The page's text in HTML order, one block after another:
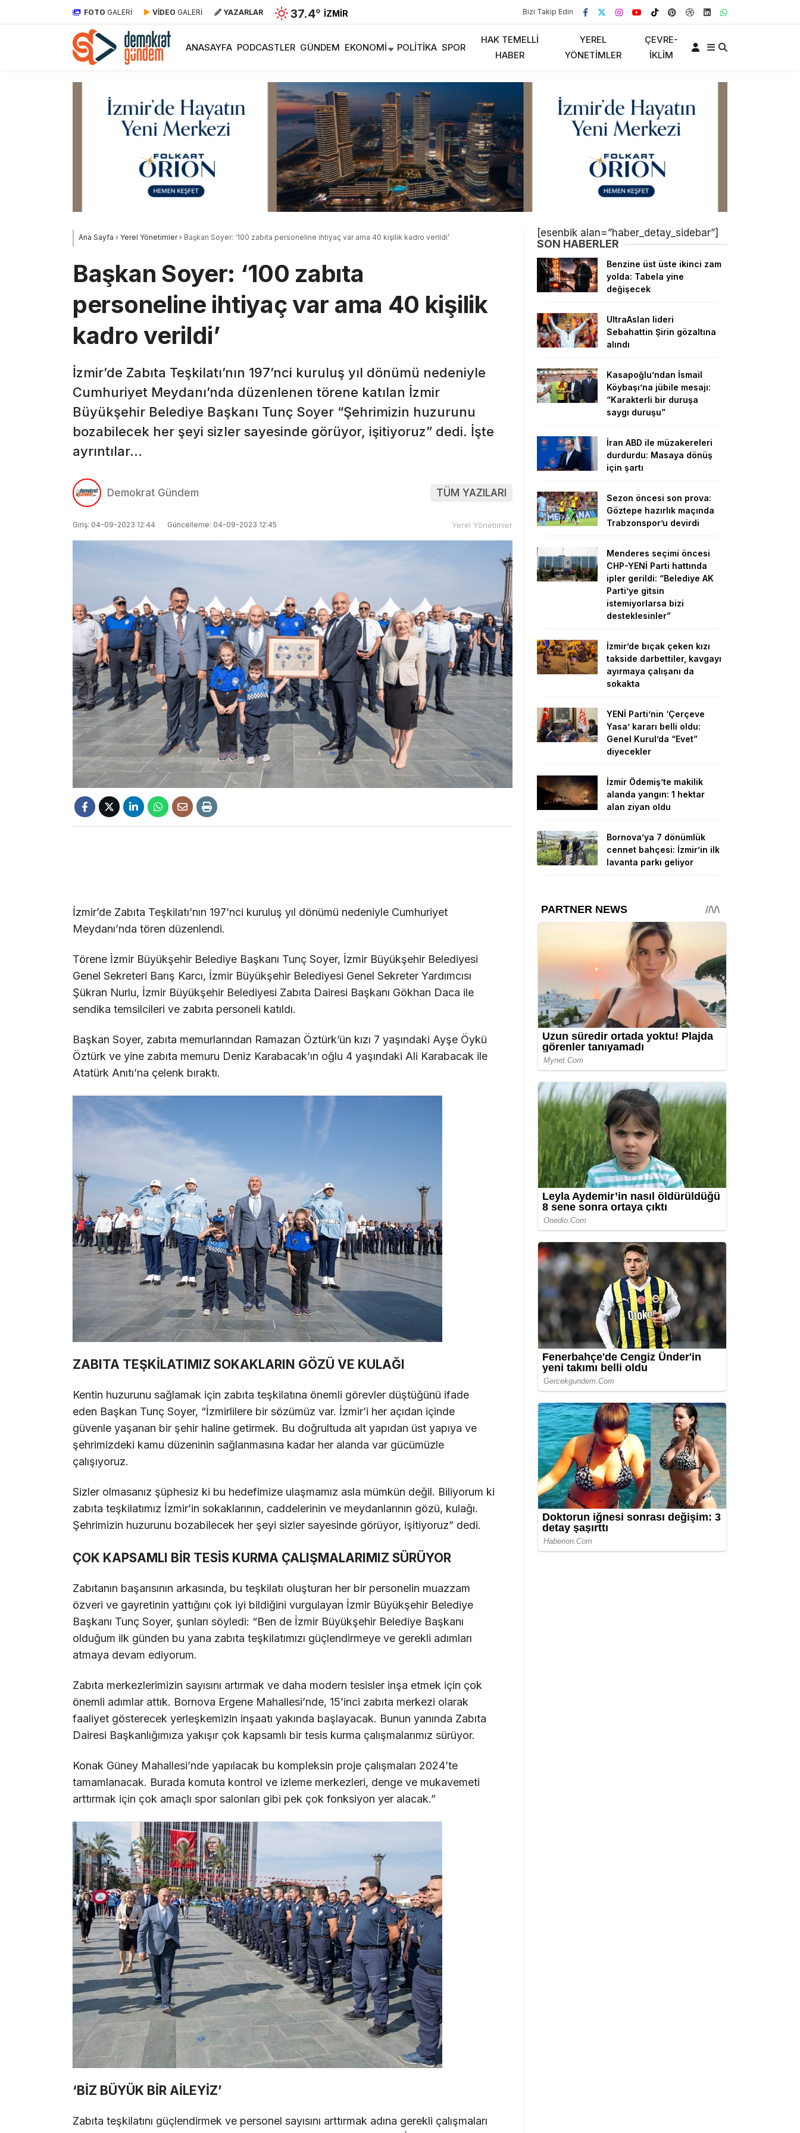
FOTO GALERİ VİDEO GALERİ YAZARLAR 37.4° İZMIR Bizi Takip Edin
ANASAYFA PODCASTLER GÜNDEM EKONOMI POLITIKA SPOR
HAK TEMELLI
HABER
YEREL
YÖNETIMLER
ÇEVRE-
İKLIM
Ana Sayfa › Yerel Yönetimler› Başkan Soyer: ‘100 zabıta personeline ihtiyaç var ama 40 kişilik kadro verildi’
Başkan Soyer: ‘100 zabıta
personeline ihtiyaç var ama 40 kişilik
kadro verildi’
İzmir’de Zabıta Teşkilatı’nın 197’nci kuruluş yıl dönümü nedeniyle
Cumhuriyet Meydanı’nda düzenlenen törene katılan İzmir
Büyükşehir Belediye Başkanı Tunç Soyer “Şehrimizin huzurunu
bozabilecek her şeyi sizler sayesinde görüyor, işitiyoruz” dedi. İşte
ayrıntılar…
Demokrat Gündem TÜM YAZILARI
Giriş: 04-09-2023 12:44 Güncelleme: 04-09-2023 12:45 Yerel Yönetimler
İzmir’de Zabıta Teşkilatı’nın 197’nci kuruluş yıl dönümü nedeniyle Cumhuriyet
Meydanı’nda tören düzenlendi.
Törene İzmir Büyükşehir Belediye Başkanı Tunç Soyer, İzmir Büyükşehir Belediyesi
Genel Sekreteri Barış Karcı, İzmir Büyükşehir Belediyesi Genel Sekreter Yardımcısı
Şükran Nurlu, İzmir Büyükşehir Belediyesi Zabıta Dairesi Başkanı Gökhan Daca ile
sendika temsilcileri ve zabıta personeli katıldı.
Başkan Soyer, zabıta memurlarından Ramazan Öztürk’ün kızı 7 yaşındaki Ayşe Öykü
Öztürk ve yine zabıta memuru Deniz Karabacak’ın oğlu 4 yaşındaki Ali Karabacak ile
Atatürk Anıtı’na çelenk bıraktı.
ZABITA TEŞKİLATIMIZ SOKAKLARIN GÖZÜ VE KULAĞI
Kentin huzurunu sağlamak için zabıta teşkilatına önemli görevler düştüğünü ifade
eden Başkan Tunç Soyer, “İzmirlilere bir sözümüz var. İzmir’i her açıdan içinde
güvenle yaşanan bir şehir haline getirmek. Bu doğrultuda alt yapıdan üst yapıya ve
şehrimizdeki kamu düzeninin sağlanmasına kadar her alanda var gücümüzle
çalışıyoruz.
Sizler olmasanız şüphesiz ki bu hedefimize ulaşmamız asla mümkün değil. Biliyorum ki
zabıta teşkilatımız İzmir’in sokaklarının, caddelerinin ve meydanlarının gözü, kulağı.
Şehrimizin huzurunu bozabilecek her şeyi sizler sayesinde görüyor, işitiyoruz” dedi.
ÇOK KAPSAMLI BİR TESİS KURMA ÇALIŞMALARIMIZ SÜRÜYOR
Zabıtanın başarısının arkasında, bu teşkilatı oluşturan her bir personelin muazzam
özveri ve gayretinin yattığını çok iyi bildiğini vurgulayan İzmir Büyükşehir Belediye
Başkanı Tunç Soyer, şunları söyledi: “Ben de İzmir Büyükşehir Belediye Başkanı
olduğum ilk günden bu yana zabıta teşkilatımızı güçlendirmeye ve gerekli adımları
atmaya devam ediyorum.
Zabıta merkezlerimizin sayısını artırmak ve daha modern tesisler inşa etmek için çok
önemli adımlar attık. Bornova Ergene Mahallesi’nde, 15’inci zabıta merkezi olarak
faaliyet gösterecek yerleşkemizin inşaatı yakında başlayacak. Bunun yanında Zabıta
Dairesi Başkanlığımıza yakışır çok kapsamlı bir tesis kurma çalışmalarımız sürüyor.
Konak Güney Mahallesi’nde yapılacak bu kompleksin proje çalışmaları 2024’te
tamamlanacak. Burada komuta kontrol ve izleme merkezleri, denge ve mukavemeti
arttırmak için çok amaçlı spor salonları gibi pek çok fonksiyon yer alacak.”
‘BİZ BÜYÜK BİR AİLEYİZ’
Zabıta teşkilatını güçlendirmek ve personel sayısını arttırmak adına gerekli çalışmaları
[esenbik alan=”haber_detay_sidebar”]
SON HABERLER
Benzine üst üste ikinci zam
yolda: Tabela yine
değişecek
UltraAslan lideri
Sebahattin Şirin gözaltına
alındı
Kasapoğlu’ndan İsmail
Köybaşı’na jübile mesajı:
“Karakterli bir duruşa
saygı duruşu”
İran ABD ile müzakereleri
durdurdu: Masaya dönüş
için şartı
Sezon öncesi son prova:
Göztepe hazırlık maçında
Trabzonspor’u devirdi
Menderes seçimi öncesi
CHP-YENİ Parti hattında
ipler gerildi: “Belediye AK
Parti’ye gitsin
istemiyorlarsa bizi
desteklesinler”
İzmir’de bıçak çeken kızı
takside darbettiler, kavgayı
ayırmaya çalışanı da
sokakta
YENİ Parti’nin ‘Çerçeve
Yasa’ kararı belli oldu:
Genel Kurul’da “Evet”
diyecekler
İzmir Ödemiş’te makilik
alanda yangın: 1 hektar
alan ziyan oldu
Bornova’ya 7 dönümlük
cennet bahçesi: İzmir’in ilk
lavanta parkı geliyor